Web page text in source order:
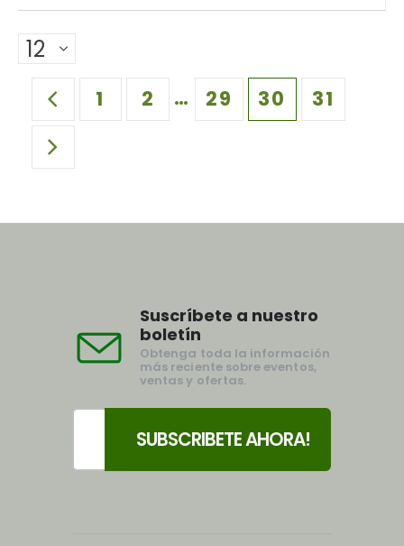
1 2 … 29 30 31
Suscríbete a nuestro
boletín
Obtenga toda la información
más reciente sobre eventos,
ventas y ofertas.